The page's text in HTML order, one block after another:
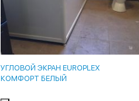
УГЛОВОЙ ЭКРАН EUROPLEX
КОМФОРТ БЕЛЫЙ